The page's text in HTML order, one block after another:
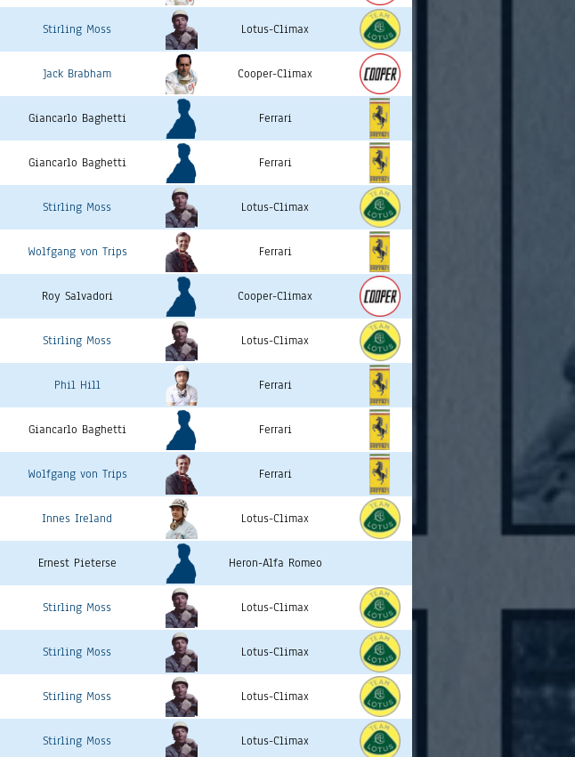
Stirling Moss Lotus-Climax
Jack Brabham Cooper-Climax
Giancarlo Baghetti Ferrari
Giancarlo Baghetti Ferrari
Stirling Moss Lotus-Climax
Wolfgang von Trips Ferrari
Roy Salvadori Cooper-Climax
Stirling Moss Lotus-Climax
Phil Hill Ferrari
Giancarlo Baghetti Ferrari
Wolfgang von Trips Ferrari
Innes Ireland Lotus-Climax
Ernest Pieterse Heron-Alfa Romeo
Stirling Moss Lotus-Climax
Stirling Moss Lotus-Climax
Stirling Moss Lotus-Climax
Stirling Moss Lotus-Climax